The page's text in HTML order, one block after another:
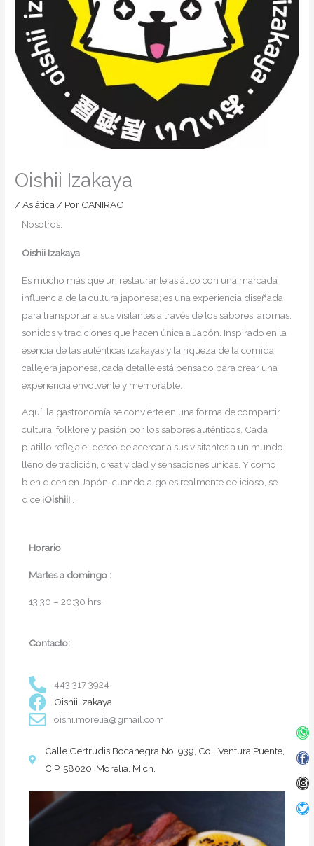
Oishii Izakaya
/Asiática / Por CANIRAC
Nosotros:
Oishii Izakaya
Es mucho más que un restaurante asiático con una marcada
influencia de la cultura japonesa; es una experiencia diseñada
para transportar a sus visitantes a través de los sabores, aromas,
sonidos y tradiciones que hacen única a Japón. Inspirado en la
esencia de las auténticas izakayas y la riqueza de la comida
callejera japonesa, cada detalle está pensado para crear una
experiencia envolvente y memorable.
Aquí, la gastronomía se convierte en una forma de compartir
cultura, folklore y pasión por los sabores auténticos. Cada
platillo refleja el deseo de acercar a sus visitantes a un mundo
lleno de tradición, creatividad y sensaciones únicas. Y como
bien dicen en Japón, cuando algo es realmente delicioso, se
dice ¡Oishii!
Horario
Martes a domingo :
13:30 – 20:30 hrs.
Contacto:
443 317 3924
Oishii Izakaya
oishi.morelia@gmail.com
Calle Gertrudis Bocanegra No. 939, Col. Ventura Puente,
C.P. 58020, Morelia, Mich.
f